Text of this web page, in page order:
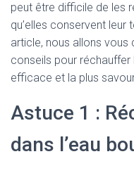
peut être difficile de les
qu’elles conservent leur
article, nous allons
conseils pour
efficace et la plus
Astuce 1 :
dans l’eau